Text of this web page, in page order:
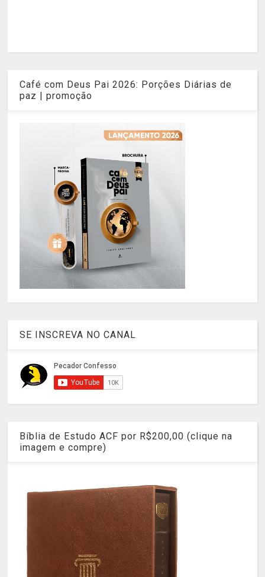
Café com Deus Pai 2026: Porções Diárias de
paz | promoção
SE INSCREVA NO CANAL
Bíblia de Estudo ACF por R$200,00 (clique na
imagem e compre)